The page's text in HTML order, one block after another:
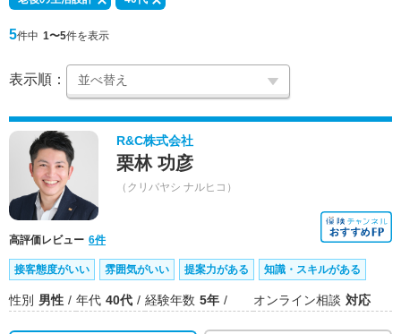
5件中 1〜5件を表示
表示順：
R&C株式会社
栗林 功彦
（クリバヤシ ナルヒコ）
高評価レビュー 6件
接客態度がいい 雰囲気がいい 提案力がある 知識・スキルがある
性別 男性 年代 40代 経験年数 5年 オンライン相談 対応